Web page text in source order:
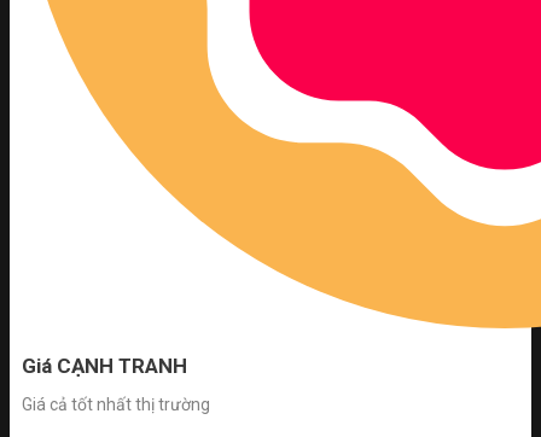
Giá CẠNH TRANH
Giá cả tốt nhất thị trường